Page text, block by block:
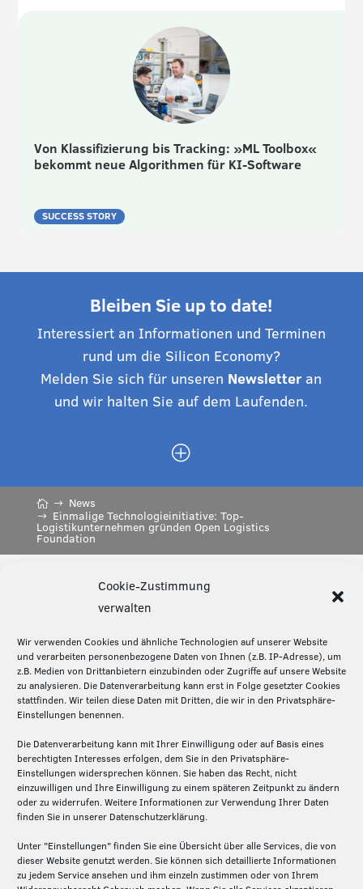
Cookie-Zustimmung
verwalten
Wir verwenden Cookies und ähnliche Technologien auf unserer Website
und verarbeiten personenbezogene Daten von Ihnen (z.B. IP-Adresse), um
z.B. Medien von Drittanbietern einzubinden oder Zugriffe auf unsere Website
zu analysieren. Die Datenverarbeitung kann erst in Folge gesetzter Cookies
stattfinden. Wir teilen diese Daten mit Dritten, die wir in den Privatsphäre-
Einstellungen benennen.
Die Datenverarbeitung kann mit Ihrer Einwilligung oder auf Basis eines
berechtigten Interesses erfolgen, dem Sie in den Privatsphäre-
Einstellungen widersprechen können. Sie haben das Recht, nicht
einzuwilligen und Ihre Einwilligung zu einem späteren Zeitpunkt zu ändern
oder zu widerrufen. Weitere Informationen zur Verwendung Ihrer Daten
finden Sie in unserer Datenschutzerklärung.
Unter "Einstellungen" finden Sie eine Übersicht über alle Services, die von
dieser Website genutzt werden. Sie können sich detaillierte Informationen
zu jedem Service ansehen und ihm einzeln zustimmen oder von Ihrem
Von Klassifizierung bis Tracking: »ML Toolbox«
bekommt neue Algorithmen für KI-Software
SUCCESS STORY
Bleiben Sie up to date!
Interessiert an Informationen und Terminen
rund um die Silicon Economy?
Melden Sie sich für unseren Newsletteran
und wir halten Sie auf dem Laufenden.
P
News
Einmalige Technologieinitiative: Top-
Logistikunternehmen gründen Open Logistics
Foundation
Diese Seite teilen:
Über die Silicon Economy
Die Silicon Economy ist eine Initiative des
2024) des Bundesministeriums für Digitales und
Verkehr. Die Projektpartner – Fraunhofer IML,
Fraunhofer ISST und Technische Universität
Dortmund – schaffen hier auf der Basis von Open
Source die Grundlagen für ein föderiertes und
dezentrales Plattformen-Ökosystem in der Logistik.